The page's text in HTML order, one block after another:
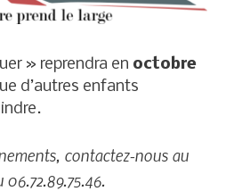
» reprendra en octobre
d’autres enfants
contactez-nous au